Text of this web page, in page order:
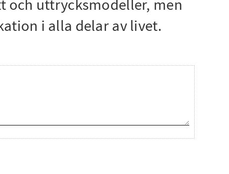
och uttrycksmodeller, men
i alla delar av livet.